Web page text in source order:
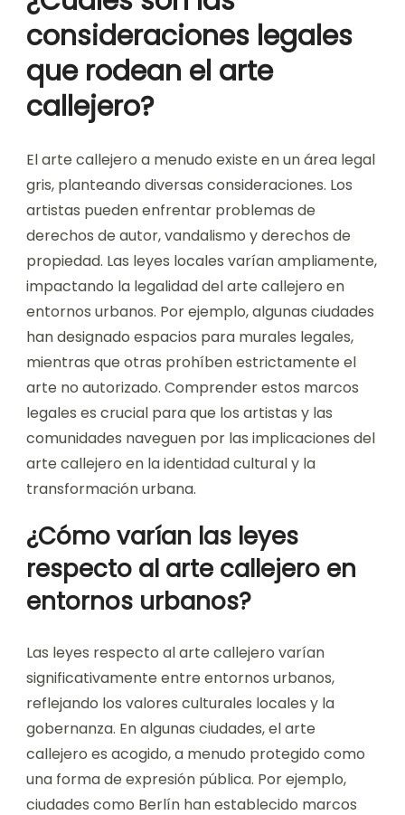
atributo único de la cultura urbana
contemporánea, enfatizando el poder del arte
en el cambio social.
¿Cuáles son las
consideraciones legales
que rodean el arte
callejero?
El arte callejero a menudo existe en un área legal
gris, planteando diversas consideraciones. Los
artistas pueden enfrentar problemas de
derechos de autor, vandalismo y derechos de
propiedad. Las leyes locales varían ampliamente,
entornos urbanos. Por ejemplo, algunas ciudades
han designado espacios para murales legales,
mientras que otras prohíben estrictamente el
arte no autorizado. Comprender estos marcos
legales es crucial para que los artistas y las
comunidades naveguen por las implicaciones del
arte callejero en la identidad cultural y la